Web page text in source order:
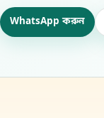
WhatsApp করুন